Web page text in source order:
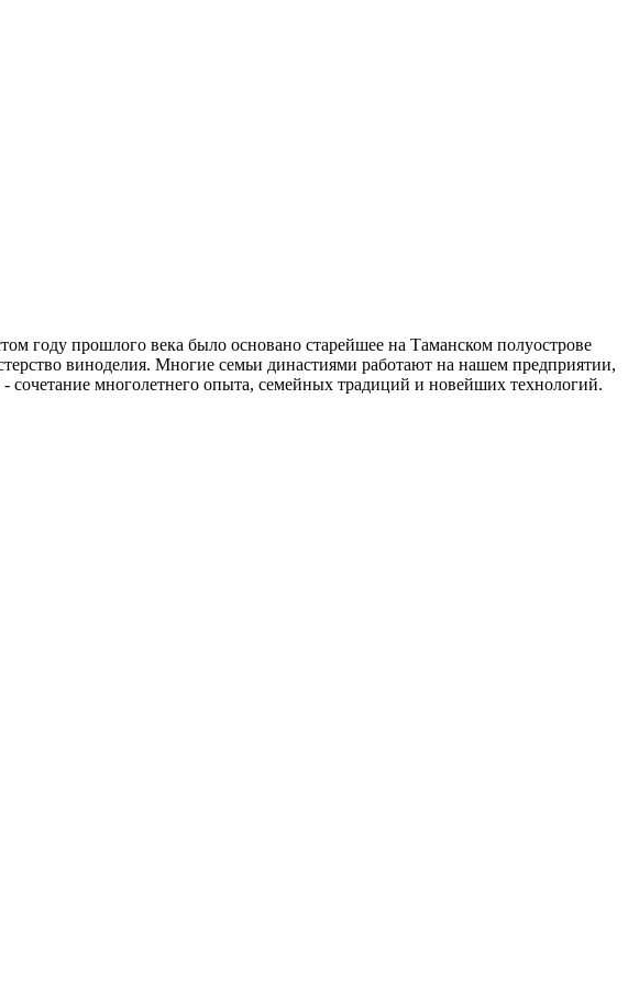
году прошлого века было основано старейшее на Таманском полуострове
виноделия. Многие семьи династиями работают на нашем предприятии,
сочетание многолетнего опыта, семейных традиций и новейших технологий.